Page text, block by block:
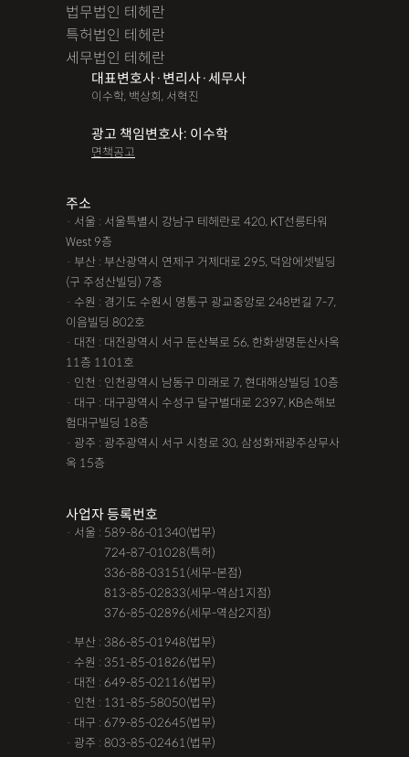
법무법인 테헤란
특허법인 테헤란
세무법인 테헤란
대표변호사·변리사·세무사
이수학, 백상희, 서혁진
광고 책임변호사: 이수학
면책공고
주소
· 서울 : 서울특별시 강남구 테헤란로 420, KT선릉타워
West 9층
· 부산 : 부산광역시 연제구 거제대로 295, 덕암에셋빌딩
(구 주성산빌딩) 7층
· 수원 : 경기도 수원시 영통구 광교중앙로 248번길 7-7,
이음빌딩 802호
· 대전 : 대전광역시 서구 둔산북로 56, 한화생명둔산사옥
11층 1101호
· 인천 : 인천광역시 남동구 미래로 7, 현대해상빌딩 10층
· 대구 : 대구광역시 수성구 달구벌대로 2397, KB손해보
험대구빌딩 18층
· 광주 : 광주광역시 서구 시청로 30, 삼성화재광주상무사
옥 15층
사업자 등록번호
· 서울 : 589-86-01340(법무)
724-87-01028(특허)
336-88-03151(세무-본점)
813-85-02833(세무-역삼1지점)
376-85-02896(세무-역삼2지점)
· 부산 : 386-85-01948(법무)
· 수원 : 351-85-01826(법무)
· 대전 : 649-85-02116(법무)
· 인천 : 131-85-58050(법무)
· 대구 : 679-85-02645(법무)
· 광주 : 803-85-02461(법무)